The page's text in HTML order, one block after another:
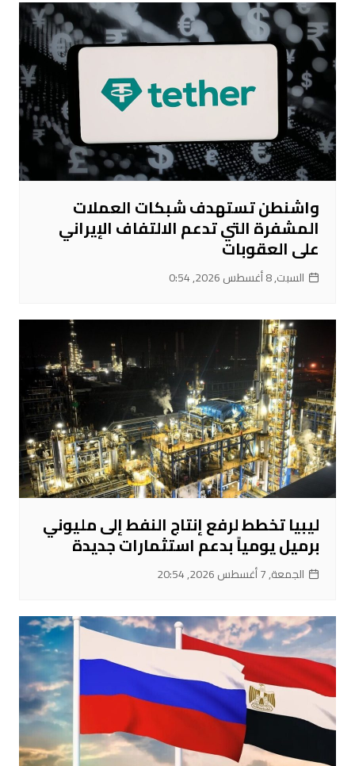
واشنطن تستهدف شبكات العملات
المشفرة التي تدعم الالتفاف الإيراني
على العقوبات
السبت, 8 أغسطس 2026, 0:54
ليبيا تخطط لرفع إنتاج النفط إلى مليوني
برميل يومياً بدعم استثمارات جديدة
الجمعة, 7 أغسطس 2026, 20:54